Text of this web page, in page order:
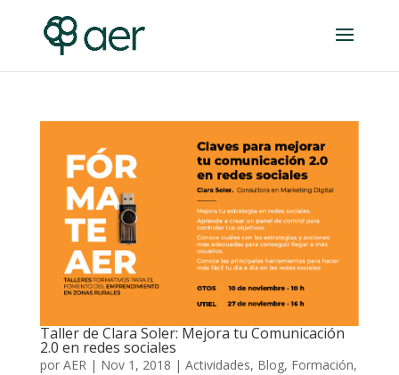
Taller de Clara Soler: Mejora tu Comunicación
2.0 en redes sociales
por AER| Nov 1, 2018 | Actividades, Blog, Formación,